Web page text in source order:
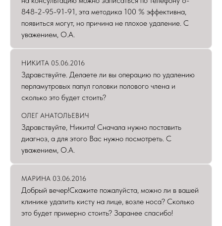
848-2-95-91-91, эта методика 100 % эффективна,
появиться могут, но причина не плохое удаление. С
уважением, О.А.
НИКИТА 05.06.2016
Здравствуйте. Делаете ли вы операцию по удалению
перламутровых папул головки полового члена и
сколько это будет стоить?
ОЛЕГ АНАТОЛЬЕВИЧ
Здравствуйте, Никита! Сначала нужно поставить
диагноз, а для этого Вас нужно посмотреть. С
уважением, О.А.
МАРИНА 03.06.2016
Добрый вечер!Скажите пожалуйста, можно ли в вашей
клинике удалить кисту на лице, возле носа? Сколько
это будет примерно стоить? Заранее спасибо!